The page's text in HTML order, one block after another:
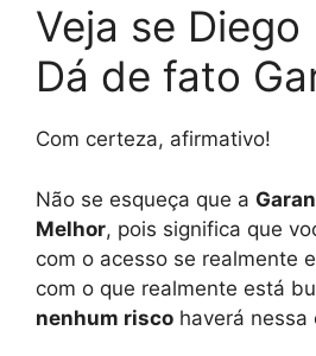
Veja se
Dá de fato
Com certeza, afirmativo!
Não se esqueça que a
Melhor, pois significa que
com o acesso se realmente
com o que realmente está
nenhum risco haverá nessa